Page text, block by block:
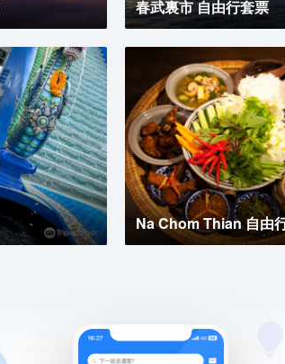
春武裏市 自由行套票
Na Chom Thian 自由